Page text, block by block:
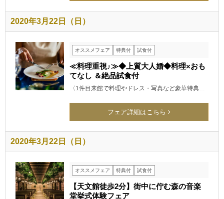
2020年3月22日（日）
オススメフェア 特典付 試食付
≪料理重視♪≫◆上質大人婚◆料理×おも
てなし ＆絶品試食付
〈1件目来館で料理やドレス・写真など豪華特典…
フェア詳細はこちら
2020年3月22日（日）
オススメフェア 特典付 試食付
【天文館徒歩2分】街中に佇む森の音楽
堂挙式体験フェア